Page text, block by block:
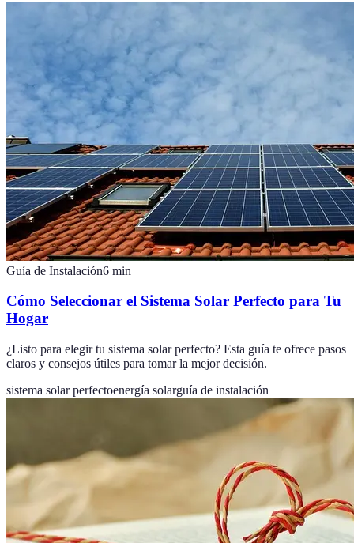
Guía de Instalación6 min
Cómo Seleccionar el Sistema Solar Perfecto para Tu
Hogar
¿Listo para elegir tu sistema solar perfecto? Esta guía te ofrece pasos
claros y consejos útiles para tomar la mejor decisión.
sistema solar perfectoenergía solarguía de instalación